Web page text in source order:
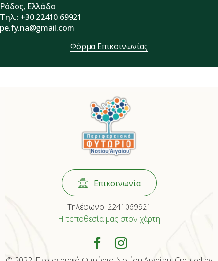
Ρόδος, Ελλάδα
Τηλ.: +30 22410 69921
pe.fy.na@gmail.com
Φόρμα Επικοινωνίας
Επικοινωνία
Τηλέφωνο: 2241069921
Η τοποθεσία μας στον χάρτη